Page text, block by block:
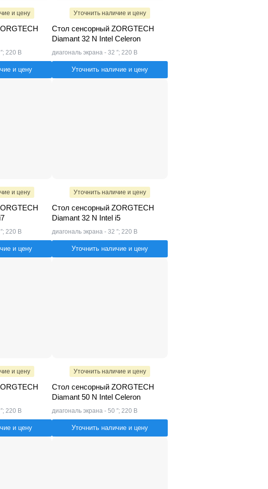
и цену
220 В
и цену
Уточнить наличие и цену
Стол сенсорный ZORGTECH
Diamant 32 N Intel Celeron
диагональ экрана - 32 ″; 220 В
Уточнить наличие и цену
и цену
220 В
и цену
Уточнить наличие и цену
Стол сенсорный ZORGTECH
Diamant 32 N Intel i5
диагональ экрана - 32 ″; 220 В
Уточнить наличие и цену
и цену
220 В
и цену
Уточнить наличие и цену
Стол сенсорный ZORGTECH
Diamant 50 N Intel Celeron
диагональ экрана - 50 ″; 220 В
Уточнить наличие и цену